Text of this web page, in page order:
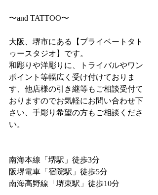
〜and TATTOO〜
大阪、堺市にある【プライベートタト
ゥースタジオ】です。
和彫りや洋彫りに、トライバルやワン
ポイント等幅広く受け付けておりま
す、他店様の引き継等もご相談受付て
おりますのでお気軽にお問い合わせ下
さい、手彫り希望の方もご相談くださ
い。
南海本線「堺駅」徒歩3分
阪堺電車「宿院駅」徒歩5分
南海高野線「堺東駅」徒歩10分